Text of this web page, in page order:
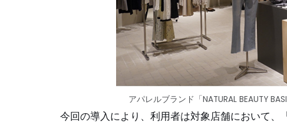
アパレルブランド「NATURAL BEAUTY
今回の導入により、利用者は対象店舗において、